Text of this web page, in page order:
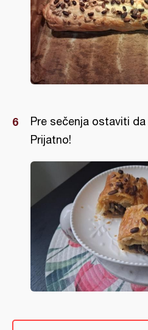
Pre sečenja ostaviti
Prijatno!